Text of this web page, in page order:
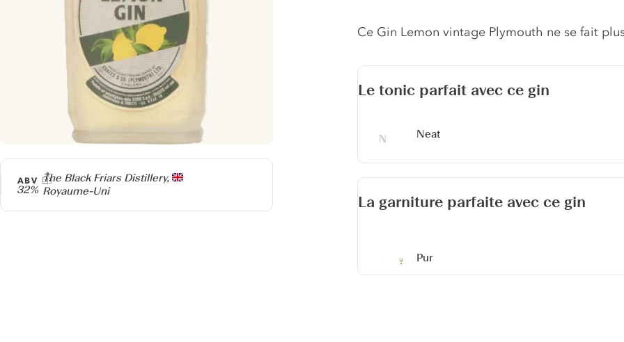
Producteur
The Black Friars Distillery,
Royaume-Uni
ABV
32%
Description du gin
Ce Gin Lemon vintage Plymouth ne se fait
Le tonic parfait avec ce gin
Neat
La garniture parfaite avec ce gin
Pur